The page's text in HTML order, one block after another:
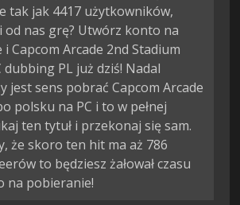
tak jak 4417 użytkowników,
nas grę? Utwórz konto na
Capcom Arcade 2nd Stadium
dubbing PL już dziś! Nadal
jest sens pobrać Capcom Arcade
polsku na PC i to w pełnej
ten tytuł i przekonaj się sam.
że skoro ten hit ma aż 786
to będziesz żałował czasu
na pobieranie!